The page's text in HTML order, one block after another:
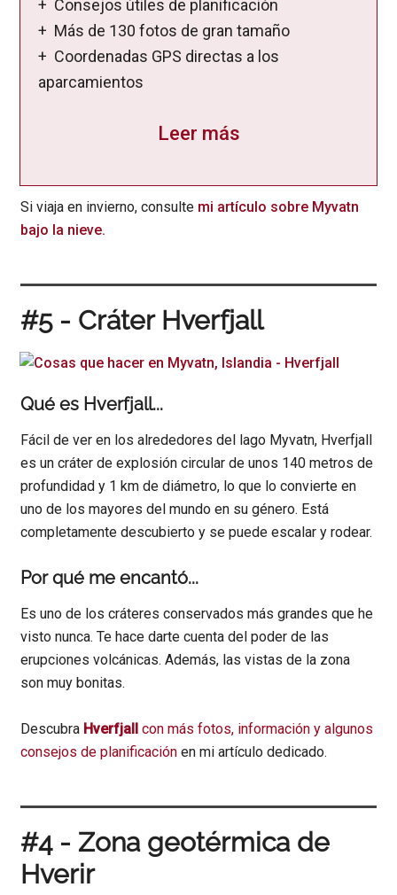
+ Consejos útiles de planificación
+ Más de 130 fotos de gran tamaño
+ Coordenadas GPS directas a los
aparcamientos
Leer más
Si viaja en invierno, consulte mi artículo sobre Myvatn
bajo la nieve.
#5 - Cráter Hverfjall
Qué es Hverfjall...
Fácil de ver en los alrededores del lago Myvatn, Hverfjall
es un cráter de explosión circular de unos 140 metros de
profundidad y 1 km de diámetro, lo que lo convierte en
uno de los mayores del mundo en su género. Está
completamente descubierto y se puede escalar y rodear.
Por qué me encantó...
Es uno de los cráteres conservados más grandes que he
visto nunca. Te hace darte cuenta del poder de las
erupciones volcánicas. Además, las vistas de la zona
son muy bonitas.
Descubra Hverfjallcon más fotos, información y algunos
consejos de planificación en mi artículo dedicado.
#4 - Zona geotérmica de
Hverir